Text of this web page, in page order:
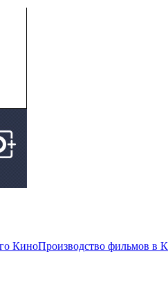
КиноПроизводство фильмов в